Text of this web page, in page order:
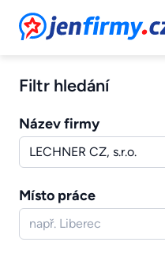
JenFirmy.cz
Filtr hledání
Název firmy
Místo práce